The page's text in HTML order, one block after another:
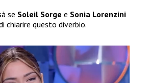
se Soleil Sorge e Sonia Lorenzini
chiarire questo diverbio.